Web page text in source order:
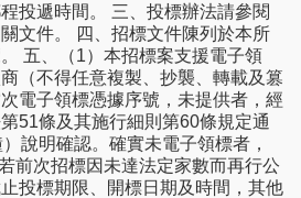
投遞時間。 三、投標辦法請參閱
文件。 四、招標文件陳列於本所
五、（1）本招標案支援電子領
（不得任意複製、抄襲、轉載及篡
電子領標憑據序號，未提供者，經
51條及其施行細則第60條規定通
說明確認。確實未電子領標者，
前次招標因未達法定家數而再行公
投標期限、開標日期及時間，其他